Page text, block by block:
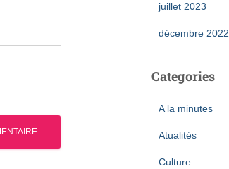
juillet 2023
décembre 2022
Categories
A la minutes
Atualités
Culture